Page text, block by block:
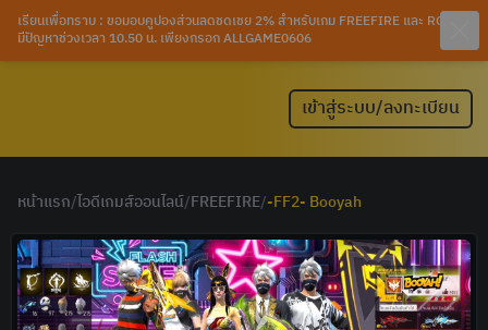
เรียนเพื่อทราบ : ขอมอบคูปองส่วนลดชดเชย 2% สำหรับเกม FREEFIRE และ ROV ที่
มีปัญหาช่วงเวลา 10.50 น. เพียงกรอก ALLGAME0606
เข้าสู่ระบบ/ลงทะเบียน
หน้าแรก/ไอดีเกมส์ออนไลน์/FREEFIRE/-FF2- Booyah